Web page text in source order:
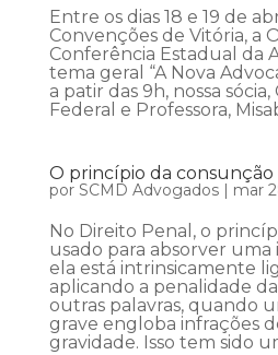
Entre os dias 18 e 19 de
Convenções de Vitória, a
Conferência Estadual da
tema geral “A Nova
a patir das 9h, nossa
Federal e Professora,
O princípio da consunção
por SCMD Advogados| mar
No Direito Penal, o
usado para absorver
ela está intrinsicamente
aplicando a penalidade
outras palavras, quando
grave engloba infrações
gravidade. Isso tem sido